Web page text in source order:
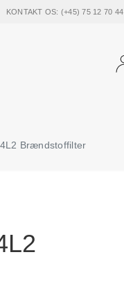
KONTAKT OS: (+45) 75 12 70 44
Brændstoffilter